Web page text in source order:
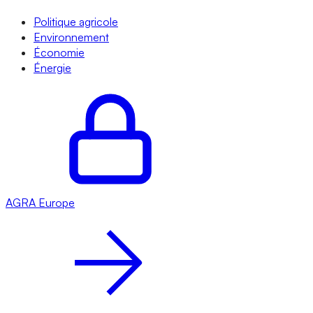
Politique agricole
Environnement
Économie
Énergie
AGRA Europe